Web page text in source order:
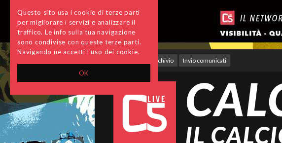
OK
Questo sito usa i cookie di terze parti
per migliorare i servizi e analizzare il
traffico. Le info sulla tua navigazione
sono condivise con queste terze parti.
Navigando ne accetti l'uso dei cookie.
Archivio Invio comunicati